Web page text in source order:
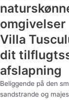
omgivelser
Villa
dit
afslapning
Beliggende på den
sandstrande og